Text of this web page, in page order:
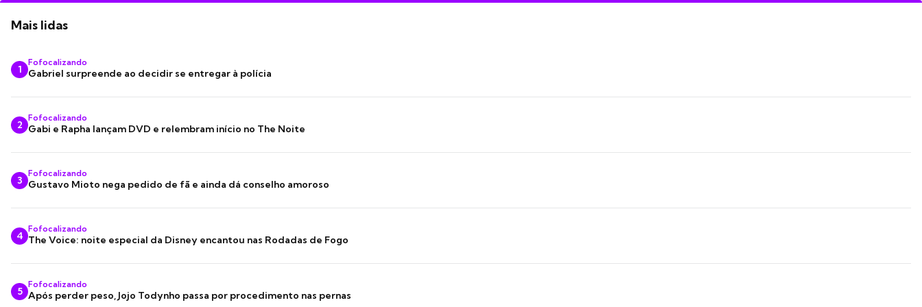
Mais lidas
1
Fofocalizando
Gabriel surpreende ao decidir se entregar à polícia
2
Fofocalizando
Gabi e Rapha lançam DVD e relembram início no The Noite
3
Fofocalizando
Gustavo Mioto nega pedido de fã e ainda dá conselho amoroso
4
Fofocalizando
The Voice: noite especial da Disney encantou nas Rodadas de Fogo
5
Fofocalizando
Após perder peso, Jojo Todynho passa por procedimento nas pernas